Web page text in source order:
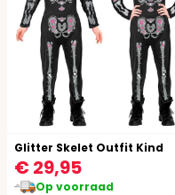
Glitter Skelet Outfit Kind
€ 29,95
Op voorraad